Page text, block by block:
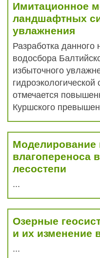
Имитационное
ландшафтных
увлажнения
Разработка
водосбора
избыточного
отмечается
Куршского
Моделирование
влагопереноса
лесостепи
...
Озерные
и их изменение
...